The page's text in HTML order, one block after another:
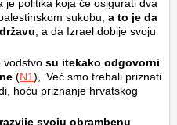
je politika koja će osigurati dva
sukobu, a to je da
, a da Izrael dobije svoju
vodstvo su itekako odgovorni
(N1), ‘Već smo trebali priznati
hoću priznanje hrvatskog
svoju obrambenu